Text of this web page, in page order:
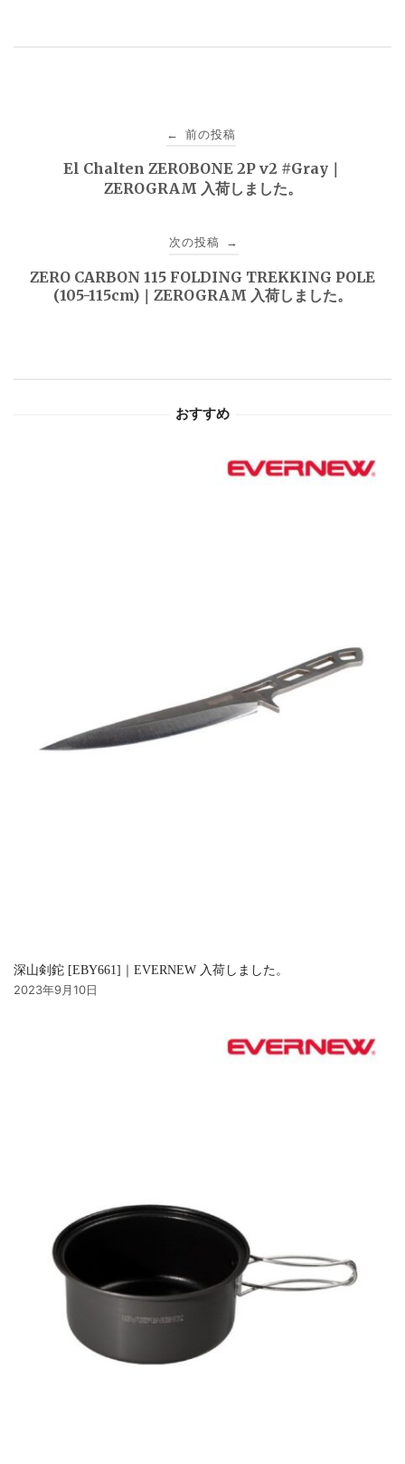
ゲ
← 前の投稿
El Chalten ZEROBONE 2P v2 #Gray｜
ZEROGRAM 入荷しました。
次の投稿 →
ZERO CARBON 115 FOLDING TREKKING POLE
(105-115cm)｜ZEROGRAM 入荷しました。
おすすめ
深山剣鉈 [EBY661]｜EVERNEW 入荷しました。
2023年9月10日